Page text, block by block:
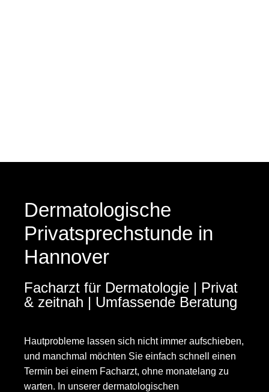
Dermatologische
Privatsprechstunde in
Hannover
Facharzt für Dermatologie | Privat
& zeitnah | Umfassende Beratung
Hautprobleme lassen sich nicht immer aufschieben,
und manchmal möchten Sie einfach schnell einen
Termin bei einem Facharzt, ohne monatelang zu
warten. In unserer dermatologischen